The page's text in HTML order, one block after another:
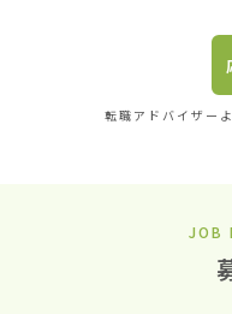
転職アドバイザー
JOB